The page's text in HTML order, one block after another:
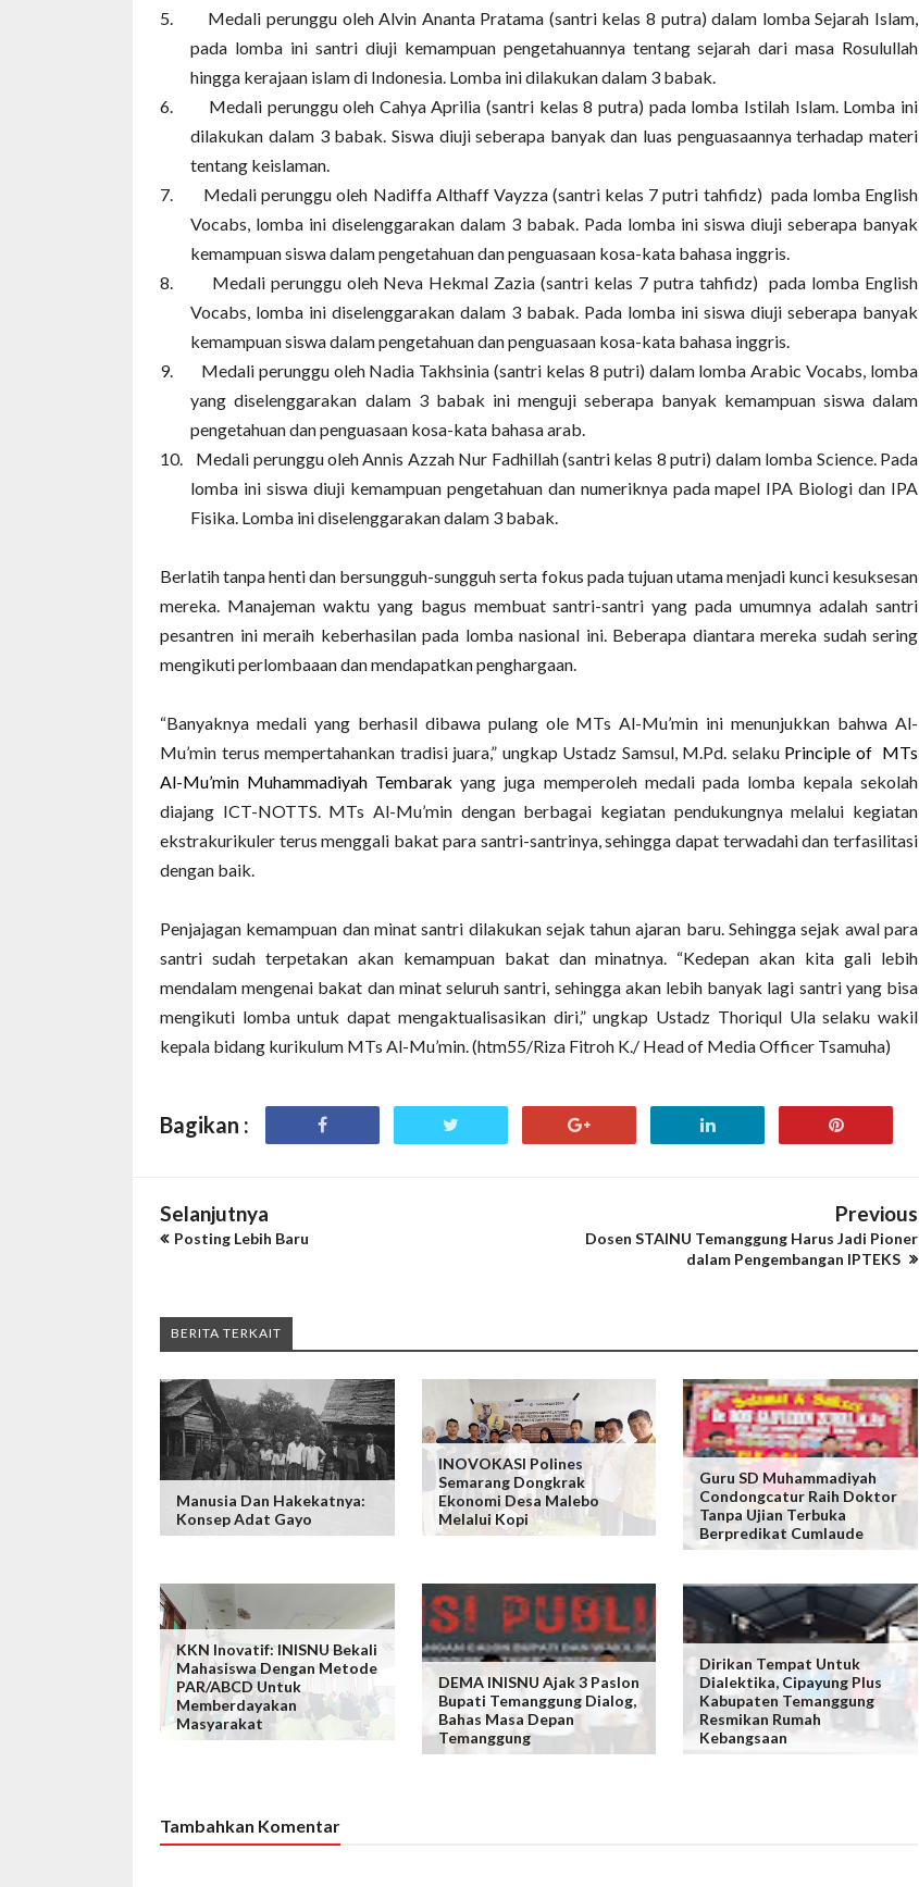
5.
Medali perunggu oleh Alvin Ananta Pratama (santri kelas 8 putra)dalam lomba Sejarah Islam,
pada lomba ini santri diuji kemampuan pengetahuannya tentang sejarah dari masa Rosulullah
hingga kerajaan islam di Indonesia. Lomba ini dilakukan dalam 3 babak.
6.
Medali perunggu oleh Cahya Aprilia(santri kelas 8 putra) pada lomba Istilah Islam. Lomba ini
dilakukan dalam 3 babak. Siswa diuji seberapa banyak dan luas penguasaannya terhadap materi
tentang keislaman.
7.
Medali perunggu oleh Nadiffa Althaff Vayzza (santri kelas 7 putri tahfidz) pada lomba English
Vocabs, lomba ini diselenggarakan dalam 3 babak. Pada lomba ini siswa diuji seberapa banyak
kemampuan siswa dalam pengetahuan dan penguasaan kosa-kata bahasa inggris.
8.
Medali perunggu oleh Neva Hekmal Zazia(santri kelas 7 putra tahfidz) pada lomba English
Vocabs, lomba ini diselenggarakan dalam 3 babak. Pada lomba ini siswa diuji seberapa banyak
kemampuan siswa dalam pengetahuan dan penguasaan kosa-kata bahasa inggris.
9.
Medali perunggu oleh Nadia Takhsinia(santri kelas 8 putri) dalam lomba Arabic Vocabs, lomba
yang diselenggarakan dalam 3 babak ini menguji seberapa banyak kemampuan siswa dalam
pengetahuan dan penguasaan kosa-kata bahasa arab.
10.
Medali perunggu oleh Annis Azzah Nur Fadhillah(santri kelas 8 putri) dalam lomba Science. Pada
lomba ini siswa diuji kemampuan pengetahuan dan numeriknya pada mapel IPA Biologi dan IPA
Fisika. Lomba ini diselenggarakan dalam 3 babak.
Berlatih tanpa henti dan bersungguh-sungguh serta fokus pada tujuan utama menjadi kunci kesuksesan
mereka. Manajeman waktu yang bagus membuat santri-santri yang pada umumnya adalah santri
pesantren ini meraih keberhasilan pada lomba nasional ini. Beberapa diantara mereka sudah sering
mengikuti perlombaaan dan mendapatkan penghargaan.
“Banyaknya medali yang berhasil dibawa pulang ole MTs Al-Mu’min ini menunjukkan bahwa Al-
Mu’min terus mempertahankan tradisi juara,” ungkap Ustadz Samsul, M.Pd. selaku Principle of MTs
Al-Mu’min Muhammadiyah Tembarakyang juga memperoleh medali pada lomba kepala sekolah
diajang ICT-NOTTS. MTs Al-Mu’min dengan berbagai kegiatan pendukungnya melalui kegiatan
ekstrakurikuler terus menggali bakat para santri-santrinya, sehingga dapat terwadahi dan terfasilitasi
dengan baik.
Penjajagan kemampuan dan minat santri dilakukan sejak tahun ajaran baru. Sehingga sejak awal para
santri sudah terpetakan akan kemampuan bakat dan minatnya. “Kedepan akan kita gali lebih
mendalam mengenai bakat dan minat seluruh santri, sehingga akan lebih banyak lagi santri yang bisa
mengikuti lomba untuk dapat mengaktualisasikan diri,” ungkap Ustadz Thoriqul Ula selaku wakil
kepala bidang kurikulum MTs Al-Mu’min. (htm55/Riza Fitroh K./ Head of Media Officer Tsamuha)
Bagikan :
Selanjutnya
Posting Lebih Baru
Previous
Dosen STAINU Temanggung Harus Jadi Pioner
dalam Pengembangan IPTEKS
BERITA TERKAIT
Manusia Dan Hakekatnya:
Konsep Adat Gayo
INOVOKASI Polines
Semarang Dongkrak
Ekonomi Desa Malebo
Melalui Kopi
Guru SD Muhammadiyah
Condongcatur Raih Doktor
Tanpa Ujian Terbuka
Berpredikat Cumlaude
KKN Inovatif: INISNU Bekali
Mahasiswa Dengan Metode
PAR/ABCD Untuk
Memberdayakan
Masyarakat
DEMA INISNU Ajak 3 Paslon
Bupati Temanggung Dialog,
Bahas Masa Depan
Temanggung
Dirikan Tempat Untuk
Dialektika, Cipayung Plus
Kabupaten Temanggung
Resmikan Rumah
Kebangsaan
Tambahkan Komentar